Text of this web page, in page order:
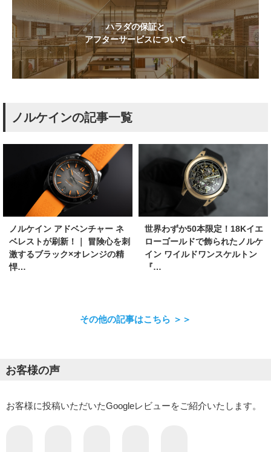
ハラダの保証と
アフターサービスについて
ノルケインの記事一覧
ノルケイン アドベンチャー ネ
ベレストが刷新！｜ 冒険心を刺
激するブラック×オレンジの精
悍…
世界わずか50本限定！18Kイエ
ローゴールドで飾られたノルケ
イン ワイルドワンスケルトン
『…
その他の記事はこちら ＞＞
お客様の声
お客様に投稿いただいたGoogleレビューをご紹介いたします。